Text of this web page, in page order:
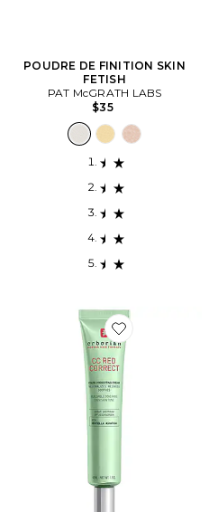
POUDRE DE FINITION SKIN
FETISH
PAT McGRATH LABS
$35
Favorite CC